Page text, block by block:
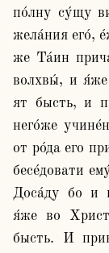
по́лну су́щу
жела́ния его́,
же Та́ин
волхвы́, и
ят бысть, и
него́же
от ро́да его
бесе́довати
Доса́ду бо и
я́же во
бысть. И